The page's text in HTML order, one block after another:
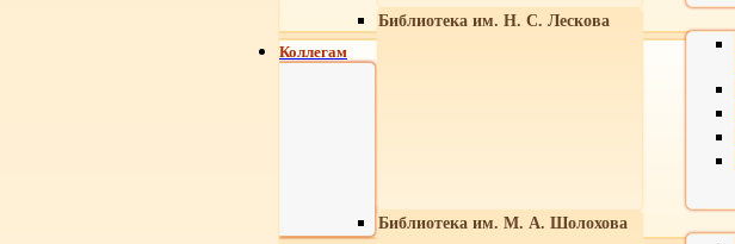
Библиотека им. Н. С. Лескова
Библиотека им. М. А. Шолохова
Коллегам